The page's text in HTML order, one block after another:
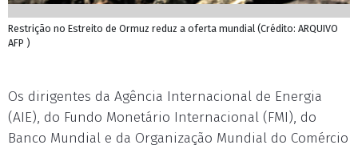
Restrição no Estreito de Ormuz reduz a oferta mundial (Crédito: ARQUIVO
AFP )
Os dirigentes da Agência Internacional de Energia
(AIE), do Fundo Monetário Internacional (FMI), do
Banco Mundial e da Organização Mundial do Comércio